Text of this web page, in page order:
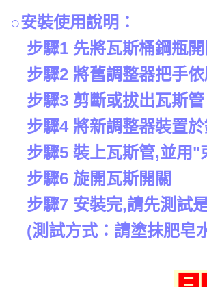
○安裝使用說明：
步驟1 先將瓦斯桶鋼瓶
步驟2 將舊調整器把手
步驟3 剪斷或拔出瓦斯管
步驟4 將新調整器裝置
步驟5 裝上瓦斯管,並用"
步驟6 旋開瓦斯開關
步驟7 安裝完,請先測試
(測試方式：請塗抹肥皂